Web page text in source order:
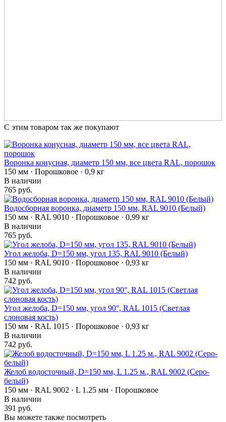
С этим товаром так же покупают
Воронка конусная, диаметр 150 мм, все цвета RAL, порошок
150 мм · Порошковое · 0,9 кг
В наличии
765 руб.
Водосборная воронка, диаметр 150 мм, RAL 9010 (Белый)
150 мм · RAL 9010 · Порошковое · 0,99 кг
В наличии
765 руб.
Угол желоба, D=150 мм, угол 135, RAL 9010 (Белый)
150 мм · RAL 9010 · Порошковое · 0,93 кг
В наличии
742 руб.
Угол желоба, D=150 мм, угол 90°, RAL 1015 (Светлая
слоновая кость)
150 мм · RAL 1015 · Порошковое · 0,93 кг
В наличии
742 руб.
Желоб водосточный, D=150 мм, L 1.25 м., RAL 9002 (Серо-
белый)
150 мм · RAL 9002 · L 1.25 мм · Порошковое
В наличии
391 руб.
Вы можете также посмотреть